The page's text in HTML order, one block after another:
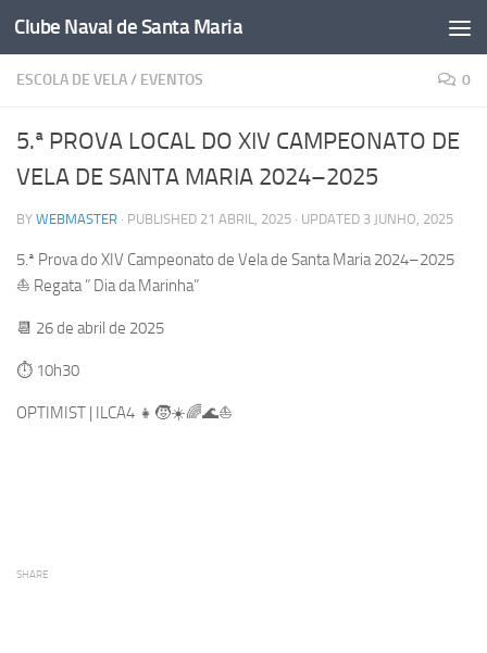
Skip to content
Clube Naval de Santa Maria
ESCOLA DE VELA/ EVENTOS 0
5.ª PROVA LOCAL DO XIV CAMPEONATO DE
VELA DE SANTA MARIA 2024–2025
BY WEBMASTER · PUBLISHED 21 ABRIL, 2025 · UPDATED 3 JUNHO, 2025
5.ª Prova do XIV Campeonato de Vela de Santa Maria 2024–2025
⛵️ Regata ” Dia da Marinha”
📆 26 de abril de 2025
⏱ 10h30
OPTIMIST | ILCA4 👧🧒☀️🌈🌊⛵️
SHARE